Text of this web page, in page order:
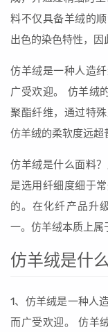
料不仅具备羊绒的
出色的染色特性，因
仿羊绒是一种人造
广受欢迎。 仿羊绒
聚酯纤维，通过特
仿羊绒的柔软度远超
仿羊绒是什么面料
是选用纤细度细于
的。在化纤产品升
一。仿羊绒本质上属
仿羊绒是什
1、仿羊绒是一种人
而广受欢迎。 仿羊